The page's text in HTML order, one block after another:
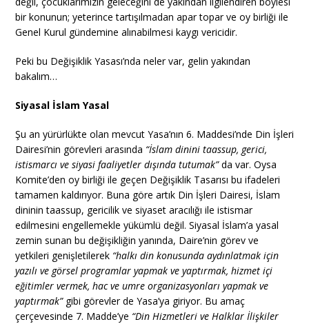
bir konunun; yeterince tartışılmadan apar topar ve oy birliği ile
Genel Kurul gündemine alınabilmesi kaygı vericidir.
Peki bu Değişiklik Yasası’nda neler var, gelin yakından
bakalım…
Siyasal İslam Yasal
Şu an yürürlükte olan mevcut Yasa’nın 6. Maddesi’nde Din İşleri
Dairesi’nin görevleri arasında “İslam dinini taassup, gerici,
istismarcı ve siyasi faaliyetler dışında tutumak”da var. Oysa
Komite’den oy birliği ile geçen Değişiklik Tasarısı bu ifadeleri
tamamen kaldırıyor. Buna göre artık Din İşleri Dairesi, İslam
dininin taassup, gericilik ve siyaset aracılığı ile istismar
edilmesini engellemekle yükümlü değil. Siyasal İslam’a yasal
zemin sunan bu değişikliğin yanında, Daire’nin görev ve
yetkileri genişletilerek “halkı din konusunda aydınlatmak için
yazılı ve görsel programlar yapmak ve yaptırmak, hizmet içi
eğitimler vermek, hac ve umre organizasyonları yapmak ve
yaptırmak”gibi görevler de Yasa’ya giriyor. Bu amaç
çerçevesinde 7. Madde’ye “Din Hizmetleri ve Halklar İlişkiler